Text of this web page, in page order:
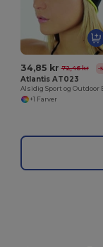
34,85 kr 72,46 kr -
Atlantis AT023
+1 Farver